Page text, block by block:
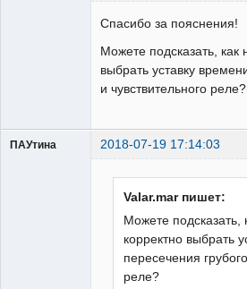
Спасибо за пояснения!
Можете подсказать, как
выбрать уставку
и чувствительного реле?
ПАУтина 2018-07-19 17:14:03
Valar.mar пишет:
Можете подсказать,
корректно выбрать
пересечения
реле?